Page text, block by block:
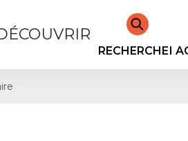
RECHERCHER